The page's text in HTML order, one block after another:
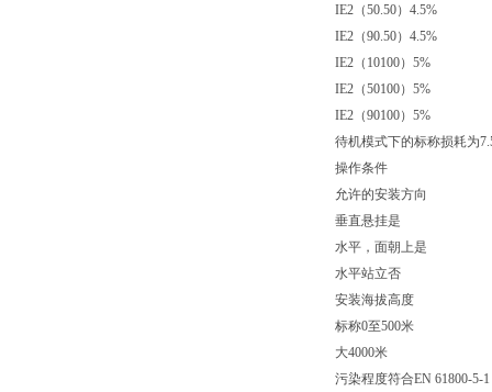
IE2（50.50）4.5%
IE2（90.50）4.5%
IE2（10100）5%
IE2（50100）5%
IE2（90100）5%
待机模式下的标称损耗为
操作条件
允许的安装方向
垂直悬挂是
水平，面朝上是
水平站立否
安装海拔高度
标称0至500米
大4000米
污染程度符合EN 61800-5-